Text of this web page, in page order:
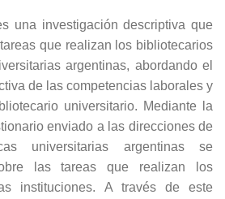
una investigación descriptiva que
que realizan los bibliotecarios
argentinas, abordando el
de las competencias laborales y
universitario. Mediante la
enviado a las direcciones de
universitarias argentinas se
las tareas que realizan los
instituciones. A través de este